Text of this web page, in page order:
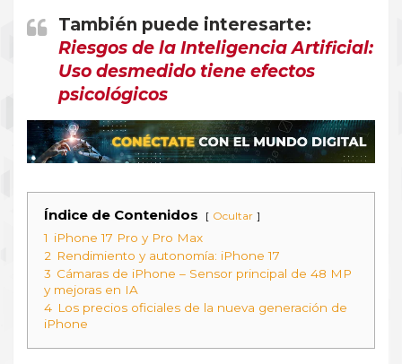
También puede interesarte:
Riesgos de la Inteligencia Artificial:
Uso desmedido tiene efectos
psicológicos
Índice de Contenidos Ocultar
1 iPhone 17 Pro y Pro Max
2 Rendimiento y autonomía: iPhone 17
3 Cámaras de iPhone – Sensor principal de 48 MP
y mejoras en IA
4 Los precios oficiales de la nueva generación de
iPhone